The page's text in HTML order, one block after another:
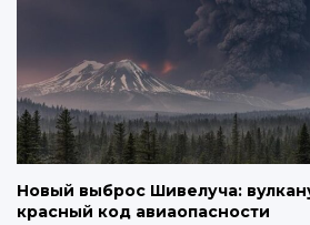
Новый выброс Шивелуча:
красный код авиаопасности